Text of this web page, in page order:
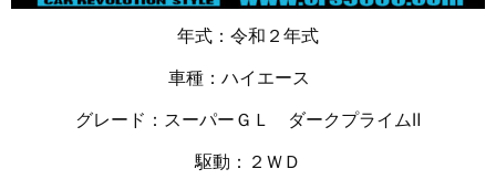
年式：令和２年式
車種：ハイエース
グレード：スーパーＧＬ ダークプライムⅡ
駆動：２ＷＤ